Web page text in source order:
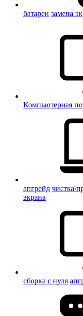
батареи замена
Компьютерная
апгрейд
экрана
сборка с нуля